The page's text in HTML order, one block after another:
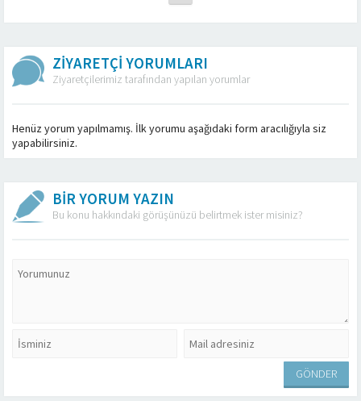
ZİYARETÇİ YORUMLARI
Ziyaretçilerimiz tarafından yapılan yorumlar
Henüz yorum yapılmamış. İlk yorumu aşağıdaki form aracılığıyla siz
yapabilirsiniz.
BİR YORUM YAZIN
Bu konu hakkındaki görüşünüzü belirtmek ister misiniz?